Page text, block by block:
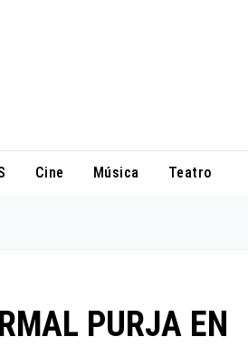
Cine Música Teatro
PURJA EN